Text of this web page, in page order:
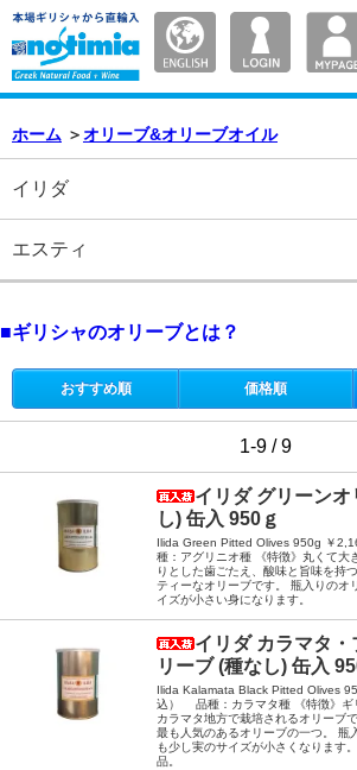
ホーム ＞オリーブ&オリーブオイル
イリダ
エスティ
ギリシャのオリーブとは？
おすすめ順 価格順
1-9 / 9
イリダ グリーンオ
し) 缶入 950ｇ
Ilida Green Pitted Olives 950g ￥
種：アグリニオ種 《特徴》丸くて大
りとした歯ごたえ、酸味と旨味を持
ティーなオリーブです。 瓶入りのオ
イズが小さい身になります。
イリダ カラマタ・
リーブ (種なし) 缶入
Ilida Kalamata Black Pitted Olives
込） 品種：カラマタ種 《特徴》ギ
カラマタ地方で栽培されるオリーブ
最も人気のあるオリーブの一つ。 瓶
も少し実のサイズが小さくなります
品。